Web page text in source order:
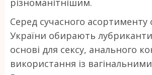
різноманітнішим.
Серед сучасного асортименту
України обирають
основі для сексу, анального
використання із